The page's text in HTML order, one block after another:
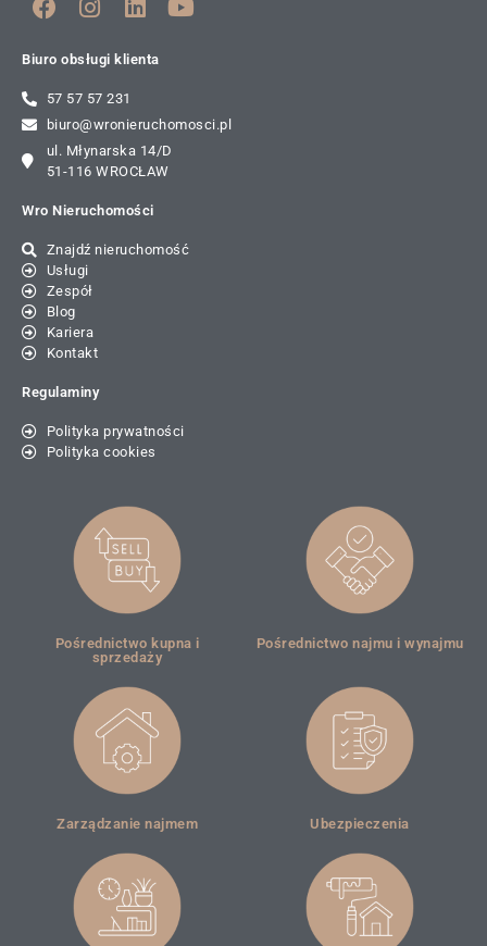
Biuro obsługi klienta
57 57 57 231
biuro@wronieruchomosci.pl
ul. Młynarska 14/D
51-116 WROCŁAW
Wro Nieruchomości
Znajdź nieruchomość
Usługi
Zespół
Blog
Kariera
Kontakt
Regulaminy
Polityka prywatności
Polityka cookies
Pośrednictwo kupna i
sprzedaży
Pośrednictwo najmu i wynajmu
Zarządzanie najmem Ubezpieczenia